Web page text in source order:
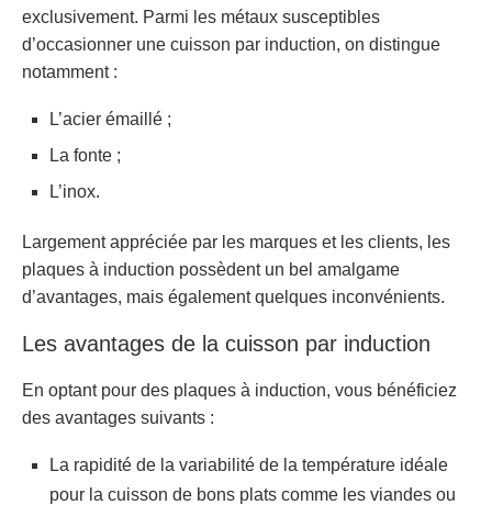
exclusivement. Parmi les métaux susceptibles
d’occasionner une cuisson par induction, on distingue
notamment :
L’acier émaillé ;
La fonte ;
L’inox.
Largement appréciée par les marques et les clients, les
plaques à induction possèdent un bel amalgame
d’avantages, mais également quelques inconvénients.
Les avantages de la cuisson par induction
En optant pour des plaques à induction, vous bénéficiez
des avantages suivants :
La rapidité de la variabilité de la température idéale
pour la cuisson de bons plats comme les viandes ou